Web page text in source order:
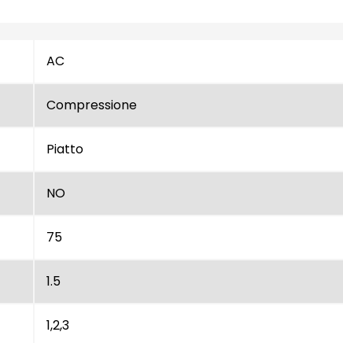
AC
Compressione
Piatto
NO
75
1.5
1,2,3